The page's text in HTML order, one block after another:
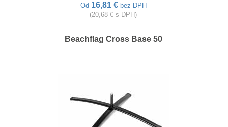
Od 16,81 € bez DPH
(20,68 € s DPH)
Beachflag Cross Base 50